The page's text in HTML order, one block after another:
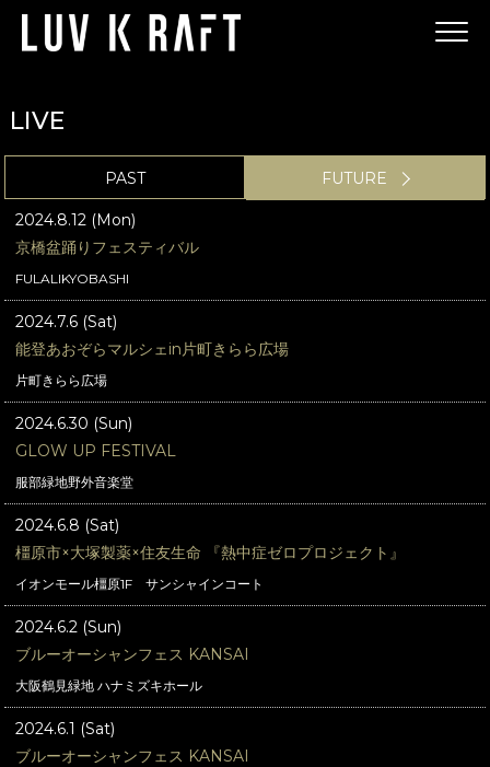
LIVE
PAST FUTURE
2024.8.12 (Mon)
京橋盆踊りフェスティバル
FULALIKYOBASHI
2024.7.6 (Sat)
能登あおぞらマルシェin片町きらら広場
片町きらら広場
2024.6.30 (Sun)
GLOW UP FESTIVAL
服部緑地野外音楽堂
2024.6.8 (Sat)
橿原市×大塚製薬×住友生命 『熱中症ゼロプロジェクト』
イオンモール橿原1F サンシャインコート
2024.6.2 (Sun)
ブルーオーシャンフェス KANSAI
大阪鶴見緑地 ハナミズキホール
2024.6.1 (Sat)
ブルーオーシャンフェス KANSAI